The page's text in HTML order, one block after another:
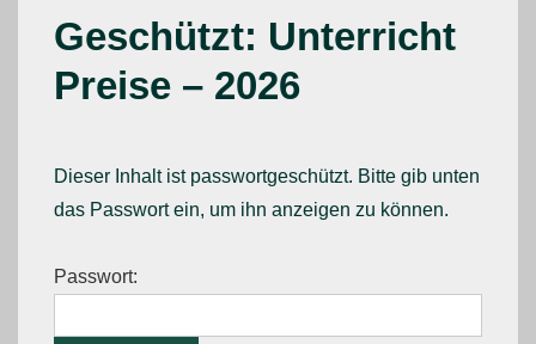
Geschützt: Unterricht
Preise – 2026
Dieser Inhalt ist passwortgeschützt. Bitte gib unten
das Passwort ein, um ihn anzeigen zu können.
Passwort: